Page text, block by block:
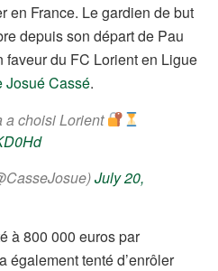
en France. Le gardien de but
depuis son départ de Pau
faveur du FC Lorient en Ligue
Josué Cassé.
a choisi Lorient
July 20,
à 800 000 euros par
également tenté d’enrôler